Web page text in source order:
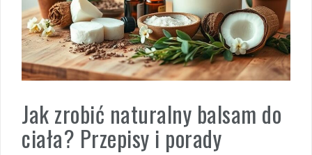
Jak zrobić naturalny balsam do
ciała? Przepisy i porady